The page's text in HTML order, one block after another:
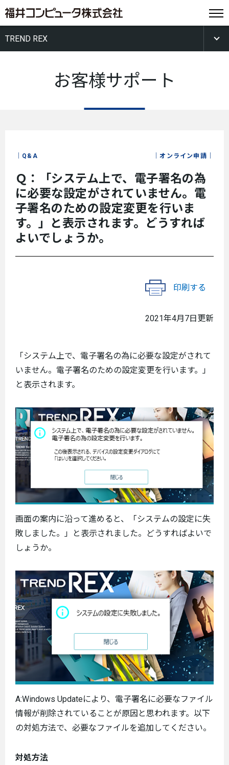
TREND REX
お客様サポート
Q&A オンライン申請
Ｑ：「システム上で、電子署名の為
に必要な設定がされていません。電
子署名のための設定変更を行いま
す。」と表示されます。どうすれば
よいでしょうか。
印刷する
2021年4月7日更新
「システム上で、電子署名の為に必要な設定がされて
いません。電子署名のための設定変更を行います。」
と表示されます。
画面の案内に沿って進めると、「システムの設定に失
敗しました。」と表示されました。どうすればよいで
しょうか。
A:Windows Updateにより、電子署名に必要なファイル
情報が削除されていることが原因と思われます。以下
の対処方法で、必要なファイルを追加してください。
対処方法